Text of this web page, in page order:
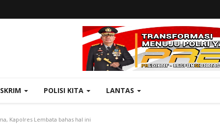
POLISI KITA LANTAS
Kapolres Lembata bahas hal ini